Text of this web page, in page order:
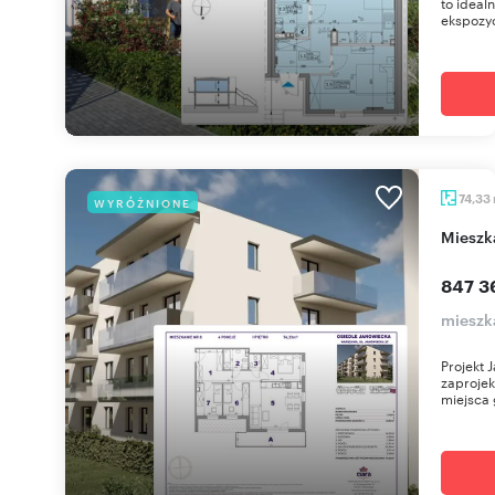
WYRÓŻNIONE 74,33
847
Projekt
miejsca